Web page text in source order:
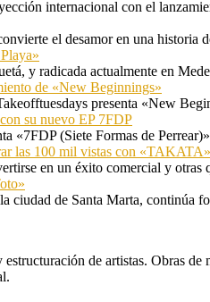
internacional con el
el desamor en una historia
y radicada actualmente en
de «New Beginnings»
presenta «New
su nuevo EP 7FDP
«7FDP (Siete Formas de
las 100 mil vistas con «TAKATA»
en un éxito comercial y
ciudad de Santa Marta, continúa
de artistas. Obras